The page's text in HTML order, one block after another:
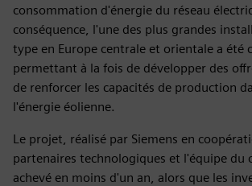
consommation d'énergie du réseau
conséquence, l'une des plus grandes
type en Europe centrale et orientale a été
permettant à la fois de développer des
de renforcer les capacités de production
l'énergie éolienne.
Le projet, réalisé par Siemens en
partenaires technologiques et l'équipe du
achevé en moins d'un an, alors que les